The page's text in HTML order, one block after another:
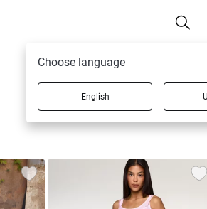
Choose language
English